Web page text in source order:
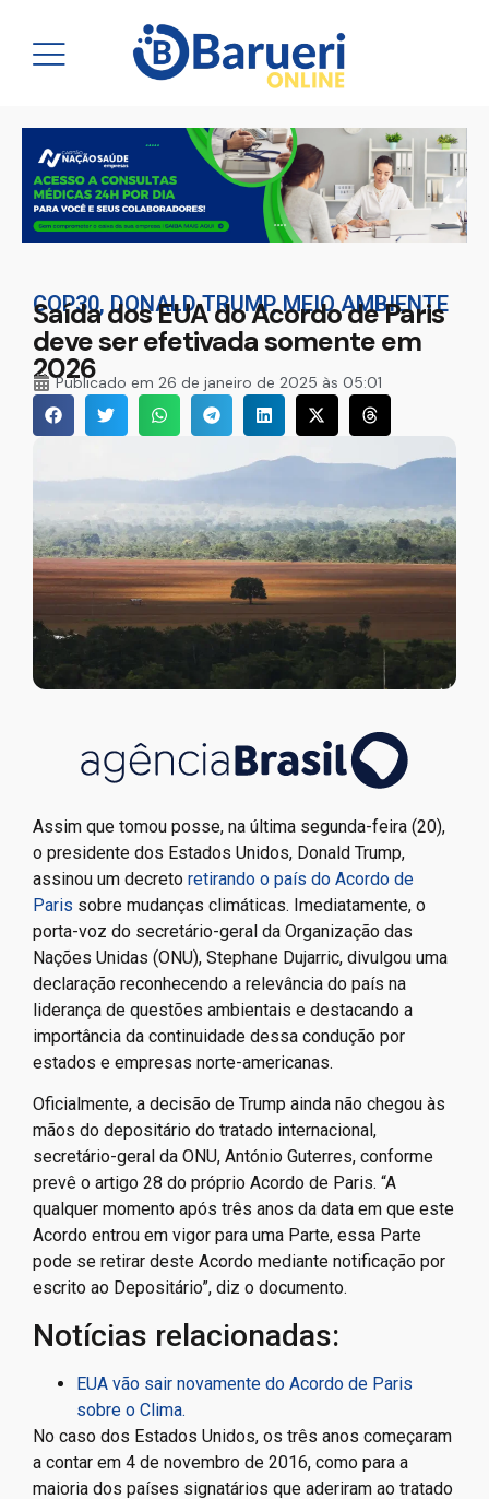
COP30, DONALD TRUMP,MEIO AMBIENTE
Saída dos EUA do Acordo de Paris
deve ser efetivada somente em
2026
Publicado em 26 de janeiro de 2025 às 05:01
Assim que tomou posse, na última segunda-feira (20),
o presidente dos Estados Unidos, Donald Trump,
assinou um decreto retirando o país do Acordo de
Paris sobre mudanças climáticas. Imediatamente, o
porta-voz do secretário-geral da Organização das
Nações Unidas (ONU), Stephane Dujarric, divulgou uma
declaração reconhecendo a relevância do país na
liderança de questões ambientais e destacando a
importância da continuidade dessa condução por
estados e empresas norte-americanas.
Oficialmente, a decisão de Trump ainda não chegou às
mãos do depositário do tratado internacional,
secretário-geral da ONU, António Guterres, conforme
prevê o artigo 28 do próprio Acordo de Paris. “A
qualquer momento após três anos da data em que este
Acordo entrou em vigor para uma Parte, essa Parte
pode se retirar deste Acordo mediante notificação por
escrito ao Depositário”, diz o documento.
Notícias relacionadas:
EUA vão sair novamente do Acordo de Paris
sobre o Clima.
No caso dos Estados Unidos, os três anos começaram
a contar em 4 de novembro de 2016, como para a
maioria dos países signatários que aderiram ao tratado